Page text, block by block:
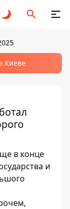
Киеве
в конце
и